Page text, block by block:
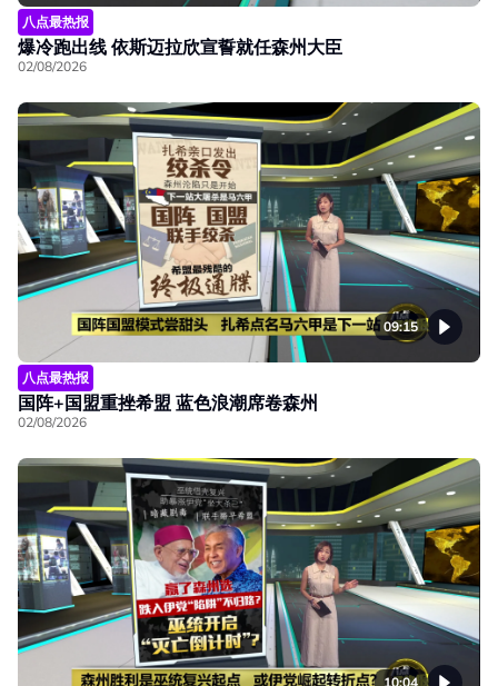
八点最热报
爆冷跑出线 依斯迈拉欣宣誓就任森州大臣
02/08/2026
09:15
八点最热报
国阵+国盟重挫希盟 蓝色浪潮席卷森州
02/08/2026
10:04